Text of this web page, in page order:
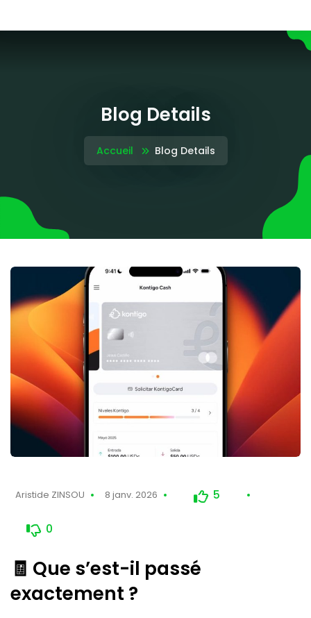
Blog Details
Accueil Blog Details
Aristide ZINSOU 8 janv. 2026 5
0
🧾 Que s’est-il passé
exactement ?